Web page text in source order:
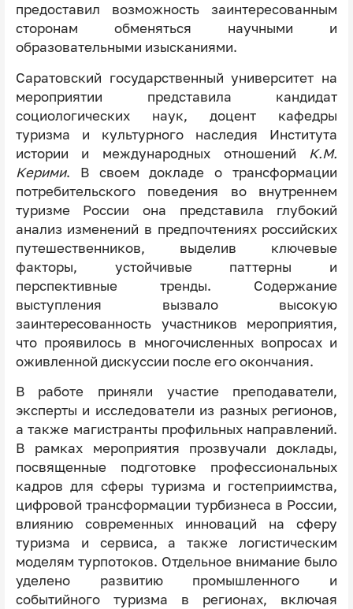
предоставил возможность заинтересованным
сторонам обменяться научными и
образовательными изысканиями.
Саратовский государственный университет на
мероприятии представила кандидат
социологических наук, доцент кафедры
туризма и культурного наследия Института
истории и международных отношений К.М.
Керими. В своем докладе о трансформации
потребительского поведения во внутреннем
туризме России она представила глубокий
анализ изменений в предпочтениях российских
путешественников, выделив ключевые
факторы, устойчивые паттерны и
перспективные тренды. Содержание
выступления вызвало высокую
заинтересованность участников мероприятия,
что проявилось в многочисленных вопросах и
оживленной дискуссии после его окончания.
В работе приняли участие преподаватели,
эксперты и исследователи из разных регионов,
а также магистранты профильных направлений.
В рамках мероприятия прозвучали доклады,
посвященные подготовке профессиональных
кадров для сферы туризма и гостеприимства,
цифровой трансформации турбизнеса в России,
влиянию современных инноваций на сферу
туризма и сервиса, а также логистическим
моделям турпотоков. Отдельное внимание было
уделено развитию промышленного и
событийного туризма в регионах, включая